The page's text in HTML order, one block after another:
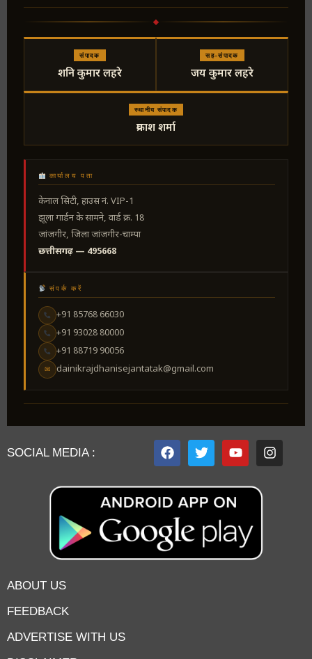
संपादक
शनि कुमार लहरे
सह-संपादक
जय कुमार लहरे
स्थानीय संपादक
प्रकाश शर्मा
कार्यालय पता
केनाल सिटी, हाउस नं. VIP-1
झूला गार्डन के सामने, वार्ड क्र. 18
जांजगीर, जिला जांजगीर-चाम्पा
छत्तीसगढ़ — 495668
संपर्क करें
+91 85768 66030
+91 93028 80000
+91 88719 90056
✉ dainikrajdhanisejantatak@gmail.com
SOCIAL MEDIA :
ABOUT US
FEEDBACK
ADVERTISE WITH US